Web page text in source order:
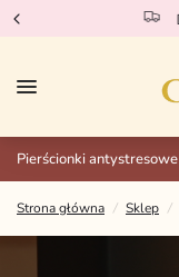
Pierścionki antystresowe
Strona główna / Sklep /